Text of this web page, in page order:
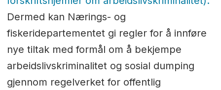
Dermed kan Nærings- og
fiskeridepartementet gi regler for å innføre
nye tiltak med formål om å bekjempe
arbeidslivskriminalitet og sosial dumping
gjennom regelverket for offentlig